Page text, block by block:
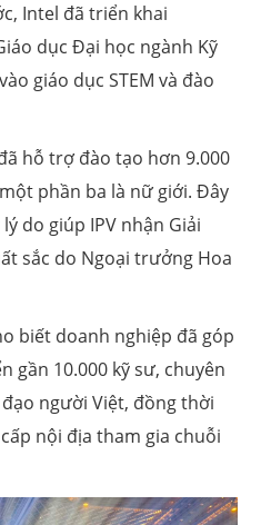
Intel đã triển khai
dục Đại học ngành Kỹ
giáo dục STEM và đào
hỗ trợ đào tạo hơn 9.000
phần ba là nữ giới. Đây
do giúp IPV nhận Giải
sắc do Ngoại trưởng Hoa
biết doanh nghiệp đã góp
gần 10.000 kỹ sư, chuyên
người Việt, đồng thời
nội địa tham gia chuỗi